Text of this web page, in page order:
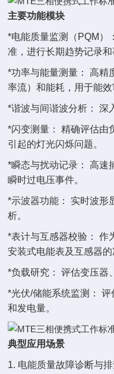
主要功能模块
*电能质量监测（PQM）
准，进行长期趋势记录和
*功率与能量测量： 高精
率流）和能耗，用于能效
*谐波与间谐波分析： 深
*闪变测量： 精确评估由
引起的灯光闪烁问题。
*瞬态与扰动记录： 高速
瞬时过电压事件。
*示波器功能： 实时波形
析。
*表计与互感器校验： 作
安装式电能表及互感器的
*负载研究： 评估变压器
*光伏/储能系统监测：
和发电量。
典型应用场景
1. 电能质量故障诊断与